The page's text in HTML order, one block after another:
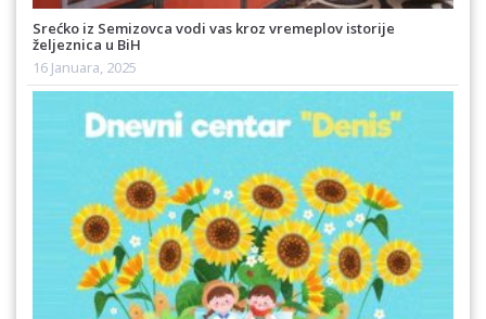
Srećko iz Semizovca vodi vas kroz vremeplov istorije
željeznica u BiH
16 Januara, 2025